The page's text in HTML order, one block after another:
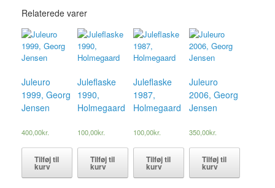
Relaterede varer
Juleuro
1999, Georg
Jensen
400,00kr.
Tilføj til
kurv
Juleflaske
1990,
Holmegaard
100,00kr.
Tilføj til
kurv
Juleflaske
1987,
Holmegaard
100,00kr.
Tilføj til
kurv
Juleuro
2006, Georg
Jensen
350,00kr.
Tilføj til
kurv